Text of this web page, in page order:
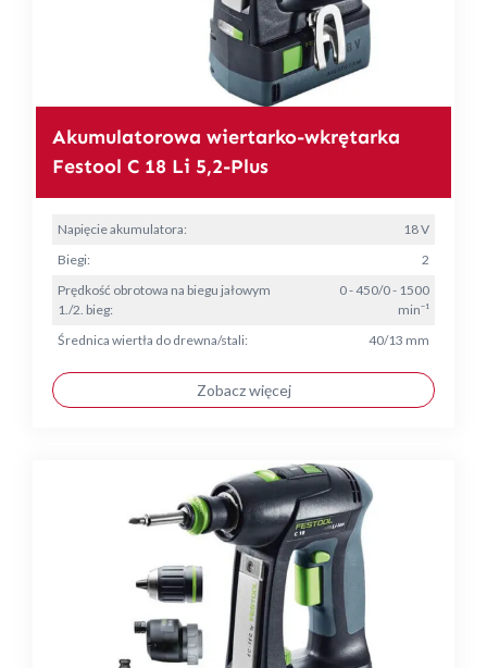
Akumulatorowa wiertarko-wkrętarka
Festool C 18 Li 5,2-Plus
Napięcie akumulatora:
18 V
Biegi:
2
Prędkość obrotowa na biegu jałowym
1./2. bieg:
0 - 450/0 - 1500
min⁻¹
Średnica wiertła do drewna/stali:
40/13 mm
Zobacz więcej